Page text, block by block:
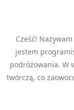
Cześć!
jestem
podróżowania. W
twórczą, co